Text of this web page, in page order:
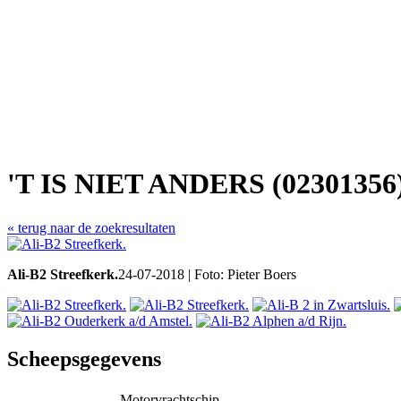
'T IS NIET ANDERS
« terug naar de zoekresultaten
Ali-B2 Streefkerk.24-07-2018 | Foto: Pieter Boers
Scheepsgegevens